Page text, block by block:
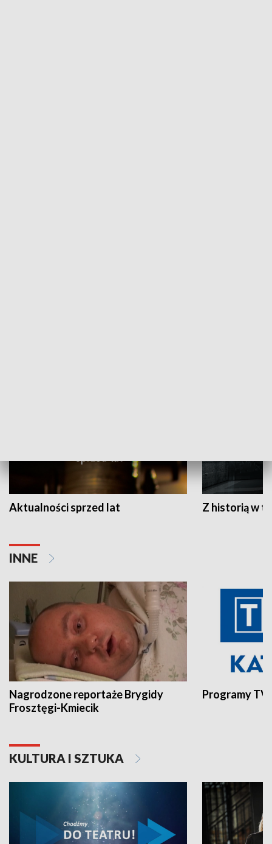
Aktualności sprzed lat Z historią w
INNE
Nagrodzone reportaże Brygidy
Frosztęgi-Kmiecik
Programy
KULTURA I SZTUKA